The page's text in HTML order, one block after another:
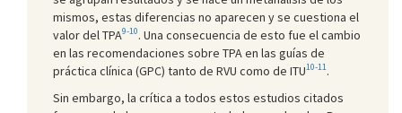
mismos, estas diferencias no aparecen y se cuestiona el
valor del TPA9-10. Una consecuencia de esto fue el cambio
en las recomendaciones sobre TPA en las guías de
práctica clínica (GPC) tanto de RVU como de ITU10-11.
Sin embargo, la crítica a todos estos estudios citados